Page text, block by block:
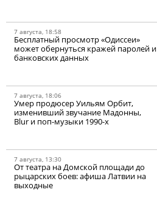
7 августа, 18:58
Бесплатный просмотр «Одиссеи»
может обернуться кражей паролей и
банковских данных
7 августа, 18:06
Умер продюсер Уильям Орбит,
изменивший звучание Мадонны,
Blur и поп-музыки 1990-х
7 августа, 13:30
От театра на Домской площади до
рыцарских боев: афиша Латвии на
выходные